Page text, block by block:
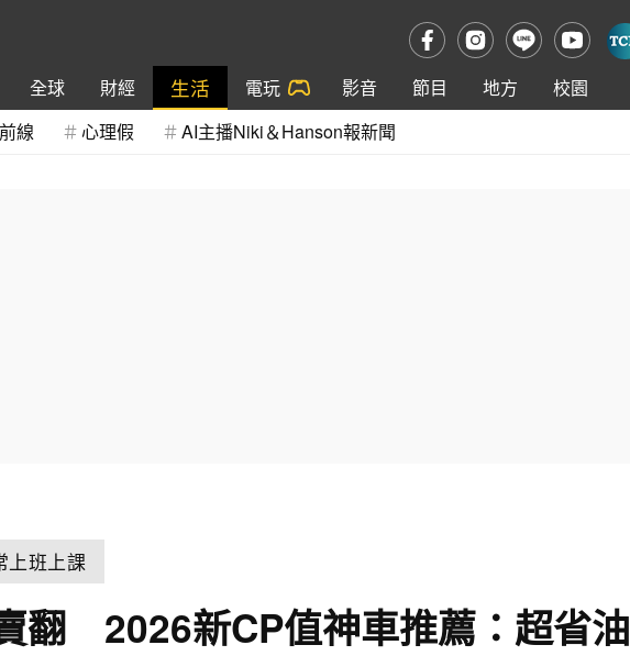
全球 財經 生活 電玩 影音 節目 地方
校園
線 心理假 AI主播Niki＆Hanson報新聞
上班上課
翻 2026新CP值神車推薦：超省油